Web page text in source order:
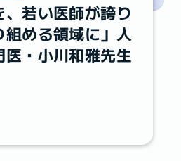
、若い医師が誇り
める領域に」人
・小川和雅先生